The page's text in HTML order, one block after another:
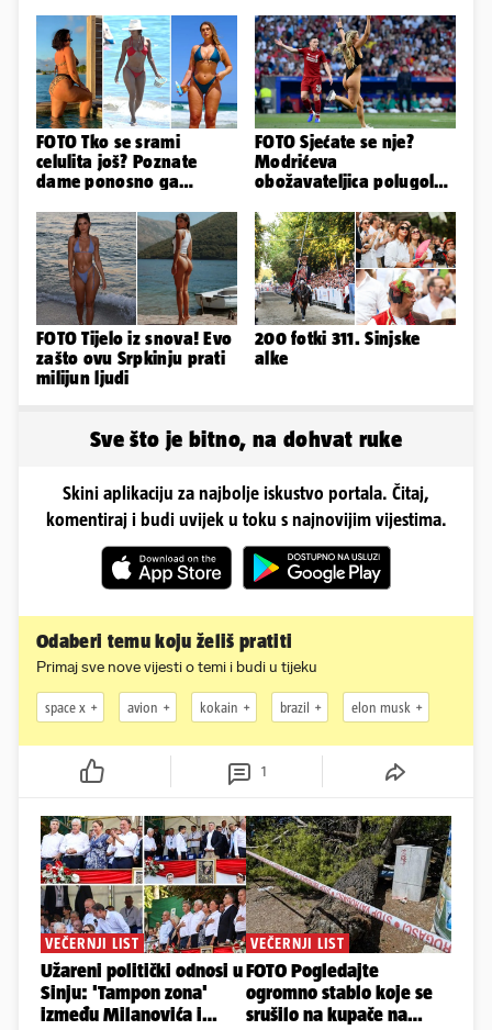
FOTO Tko se srami
celulita još? Poznate
dame ponosno ga
obline
FOTO Sjećate se nje?
Modrićeva
obožavateljica polugola
što radi danas
FOTO Tijelo iz snova! Evo
zašto ovu Srpkinju prati
milijun ljudi
200 fotki 311. Sinjske
alke
Sve što je bitno, na dohvat ruke
Skini aplikaciju za najbolje iskustvo portala. Čitaj,
komentiraj i budi uvijek u toku s najnovijim vijestima.
Odaberi temu koju želiš pratiti
Primaj sve nove vijesti o temi i budi u tijeku
space x avion kokain brazil elon musk
1